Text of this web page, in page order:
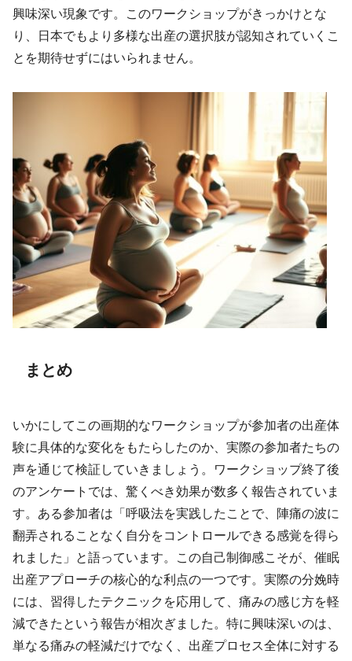
興味深い現象です。このワークショップがきっかけとな
り、日本でもより多様な出産の選択肢が認知されていくこ
とを期待せずにはいられません。
まとめ
いかにしてこの画期的なワークショップが参加者の出産体
験に具体的な変化をもたらしたのか、実際の参加者たちの
声を通じて検証していきましょう。ワークショップ終了後
のアンケートでは、驚くべき効果が数多く報告されていま
す。ある参加者は「呼吸法を実践したことで、陣痛の波に
翻弄されることなく自分をコントロールできる感覚を得ら
れました」と語っています。この自己制御感こそが、催眠
出産アプローチの核心的な利点の一つです。実際の分娩時
には、習得したテクニックを応用して、痛みの感じ方を軽
減できたという報告が相次ぎました。特に興味深いのは、
単なる痛みの軽減だけでなく、出産プロセス全体に対する